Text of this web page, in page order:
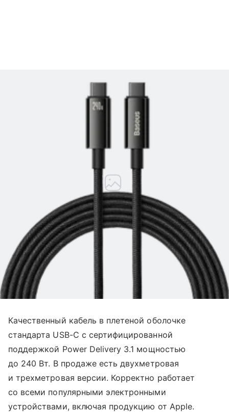
Качественный кабель в плетеной оболочке
стандарта USB-C с сертифицированной
поддержкой Power Delivery 3.1 мощностью
до 240 Вт. В продаже есть двухметровая
и трехметровая версии. Корректно работает
со всеми популярными электронными
устройствами, включая продукцию от Apple.